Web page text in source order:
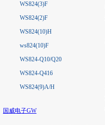
WS824(3)F
WS824(2)F
WS824(10)H
ws824(10)F
WS824-Q10/Q20
WS824-Q416
WS824(9)A/H
国威电子GW